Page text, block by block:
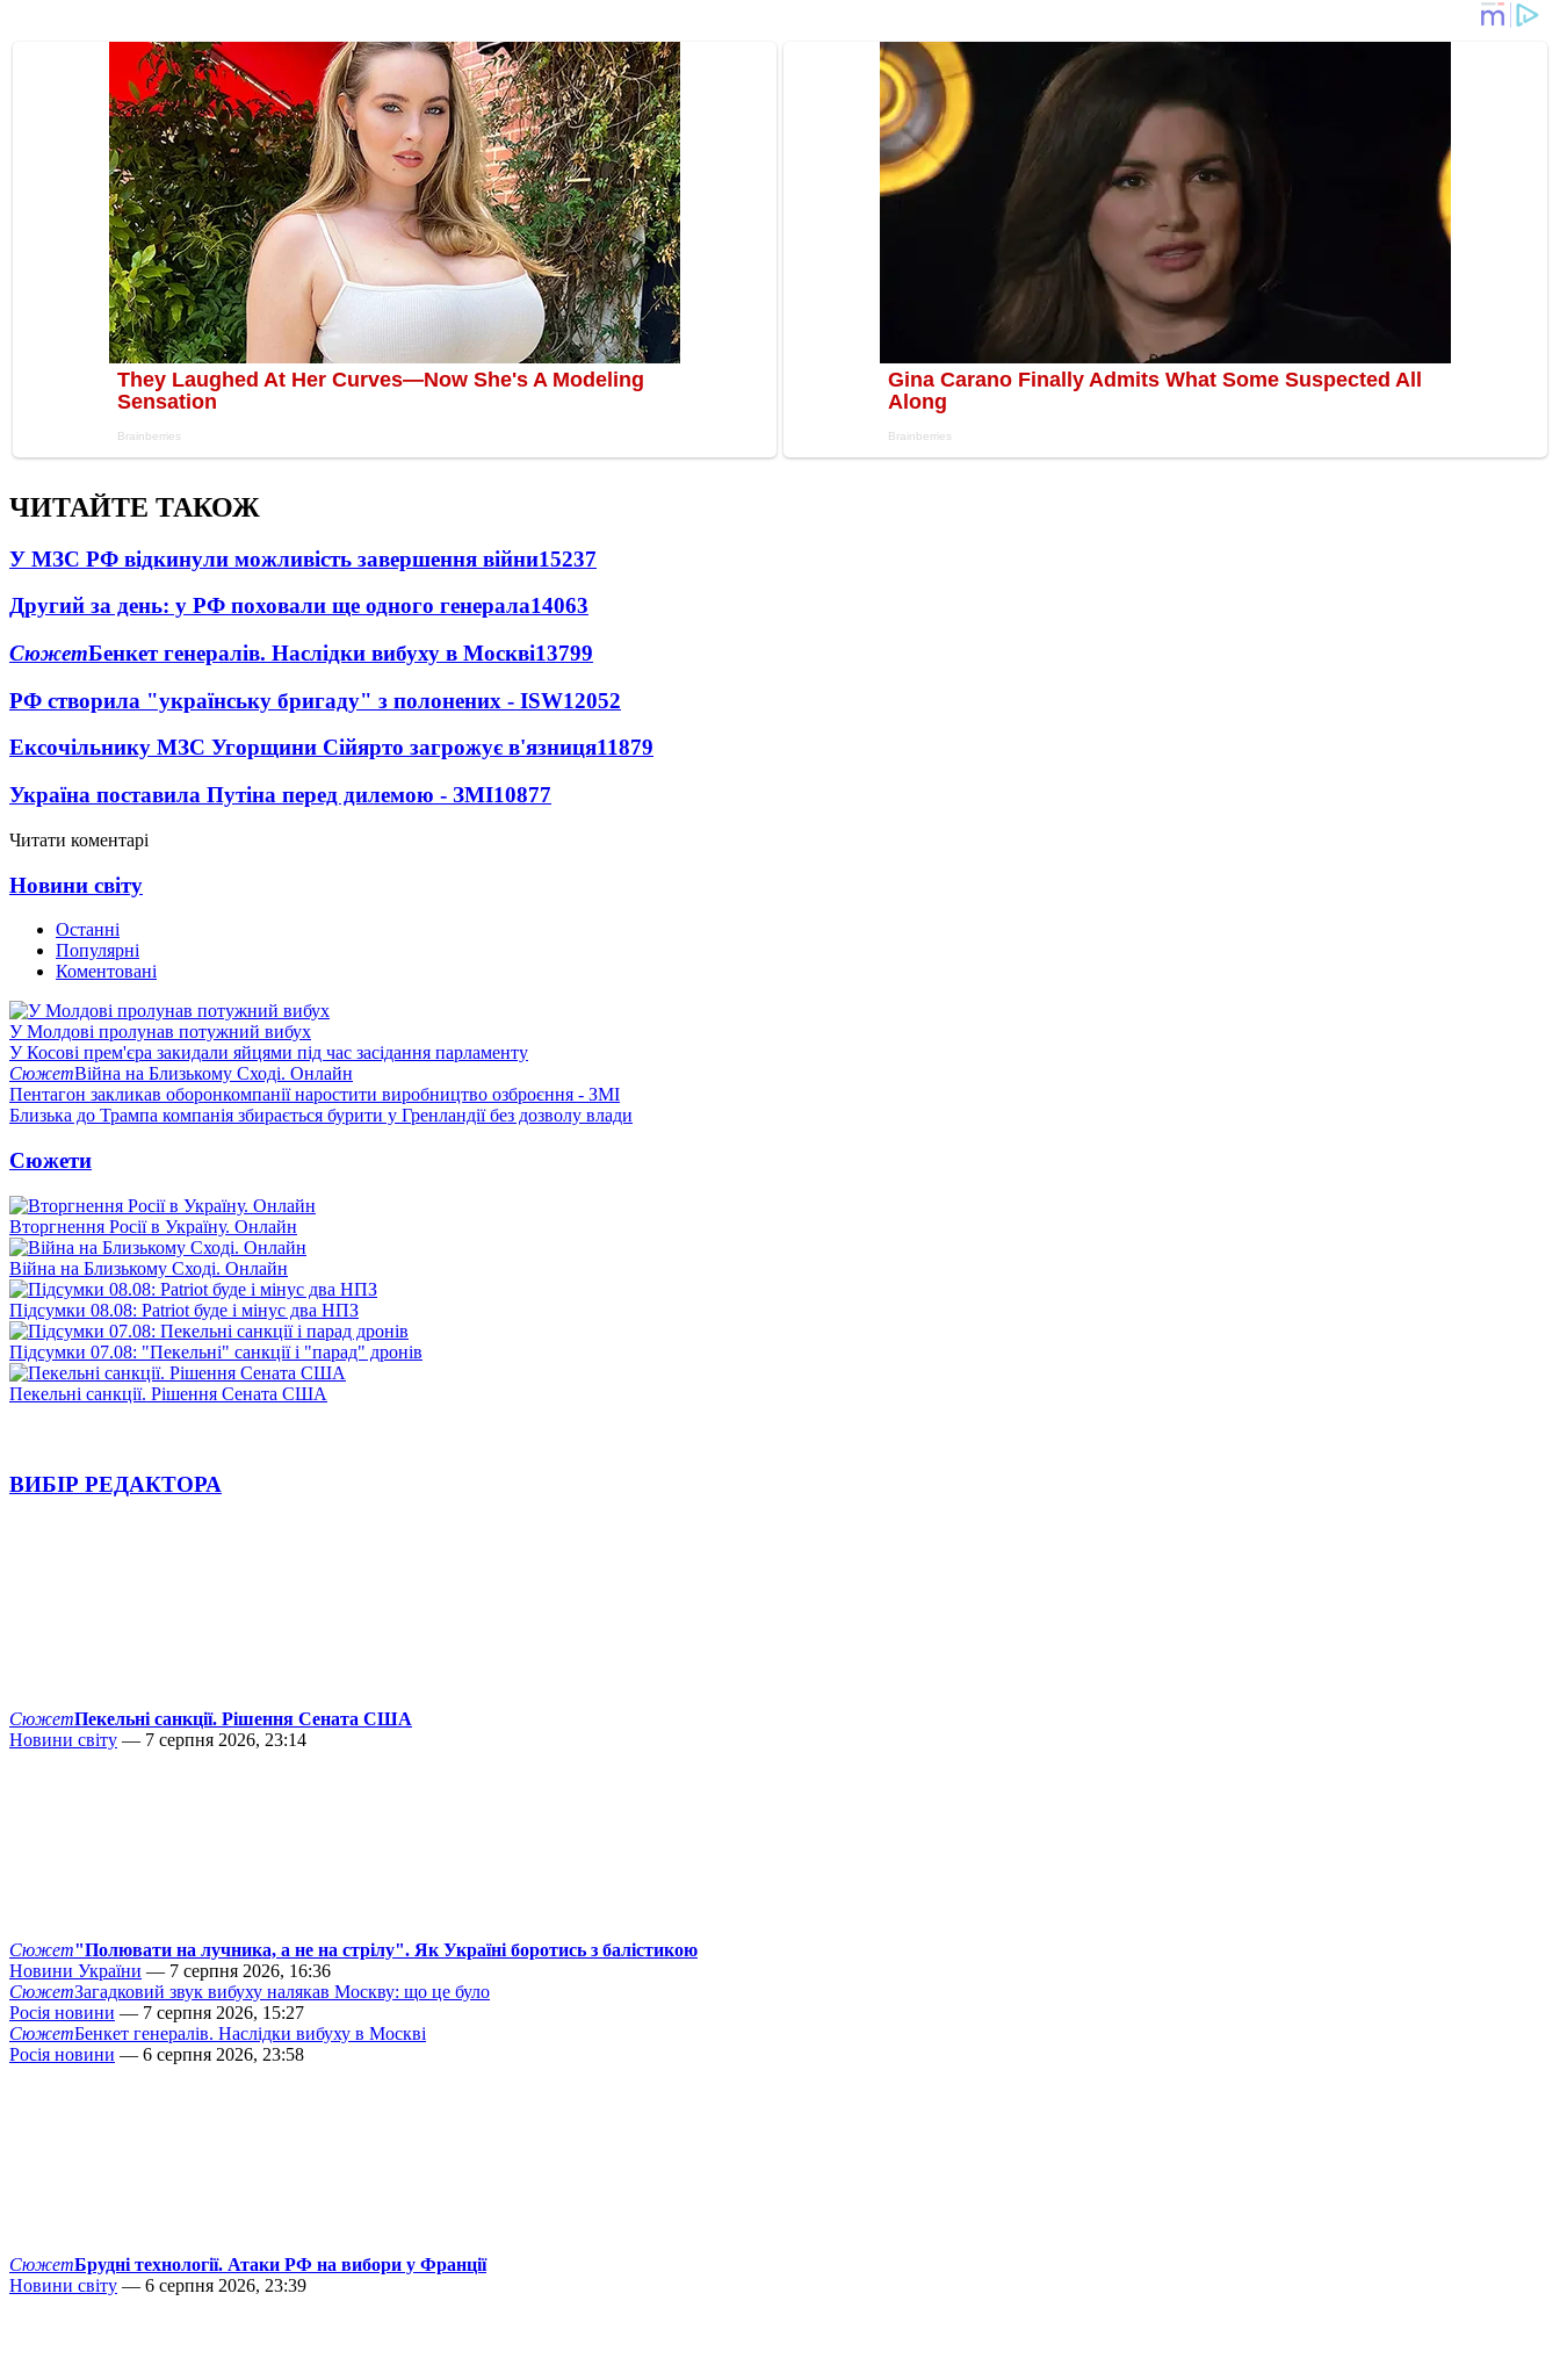
ЧИТАЙТЕ ТАКОЖ
У МЗС РФ відкинули можливість завершення війни15237
Другий за день: у РФ поховали ще одного генерала14063
СюжетБенкет генералів. Наслідки вибуху в Москві13799
РФ створила "українську бригаду" з полонених - ISW12052
Ексочільнику МЗС Угорщини Сійярто загрожує в'язниця11879
Україна поставила Путіна перед дилемою - ЗМІ10877
Читати коментарі
Новини світу
Останні
Популярні
Коментовані
У Молдові пролунав потужний вибух
У Косові прем'єра закидали яйцями під час засідання парламенту
СюжетВійна на Близькому Сході. Онлайн
Пентагон закликав оборонкомпанії наростити виробництво озброєння - ЗМІ
Близька до Трампа компанія збирається бурити у Гренландії без дозволу влади
Сюжети
Вторгнення Росії в Україну. Онлайн
Війна на Близькому Сході. Онлайн
Підсумки 08.08: Patriot буде і мінус два НПЗ
Підсумки 07.08: "Пекельні" санкції і "парад" дронів
Пекельні санкції. Рішення Сената США
ВИБІР РЕДАКТОРА
СюжетПекельні санкції. Рішення Сената США
Новини світу — 7 серпня 2026, 23:14
Сюжет"Полювати на лучника, а не на стрілу". Як Україні боротись з балістикою
Новини України — 7 серпня 2026, 16:36
СюжетЗагадковий звук вибуху налякав Москву: що це було
Росія новини — 7 серпня 2026, 15:27
СюжетБенкет генералів. Наслідки вибуху в Москві
Росія новини — 6 серпня 2026, 23:58
СюжетБрудні технології. Атаки РФ на вибори у Франції
Новини світу — 6 серпня 2026, 23:39